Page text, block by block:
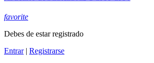
favorite
Debes de estar registrado
Entrar| Registrarse